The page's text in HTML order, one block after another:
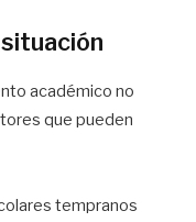
académico no
que pueden
tempranos